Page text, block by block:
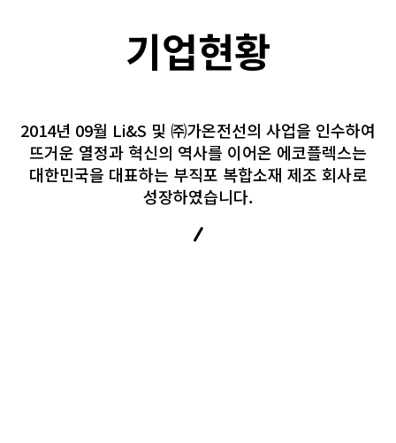
기업현황
2014년 09월 Li&S 및 ㈜가온전선의 사업을 인수하여
뜨거운 열정과 혁신의 역사를 이어온 에코플렉스는
대한민국을 대표하는 부직포 복합소재 제조 회사로
성장하였습니다.